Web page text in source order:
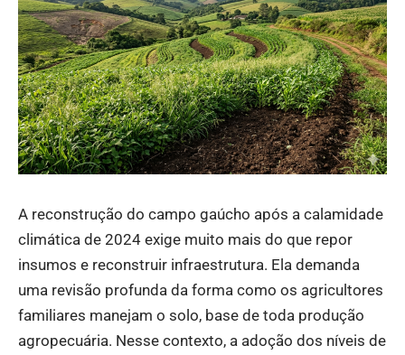
A reconstrução do campo gaúcho após a calamidade
climática de 2024 exige muito mais do que repor
insumos e reconstruir infraestrutura. Ela demanda
uma revisão profunda da forma como os agricultores
familiares manejam o solo, base de toda produção
agropecuária. Nesse contexto, a adoção dos níveis de